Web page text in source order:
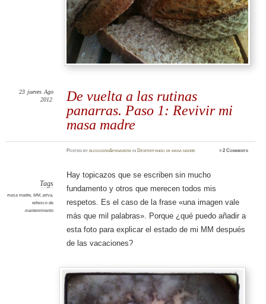
De vuelta a las rutinas
panarras. Paso 1: Revivir mi
masa madre
23 jueves Ago
2012
Postedbybloggera&panadera in Despertando mi masa madre ≈2 Comments
Tags
masa madre, MM, priva,
refresco de
mantenimiento
Hay topicazos que se escriben sin mucho
fundamento y otros que merecen todos mis
respetos. Es el caso de la frase «una imagen vale
más que mil palabras». Porque ¿qué puedo añadir a
esta foto para explicar el estado de mi MM después
de las vacaciones?